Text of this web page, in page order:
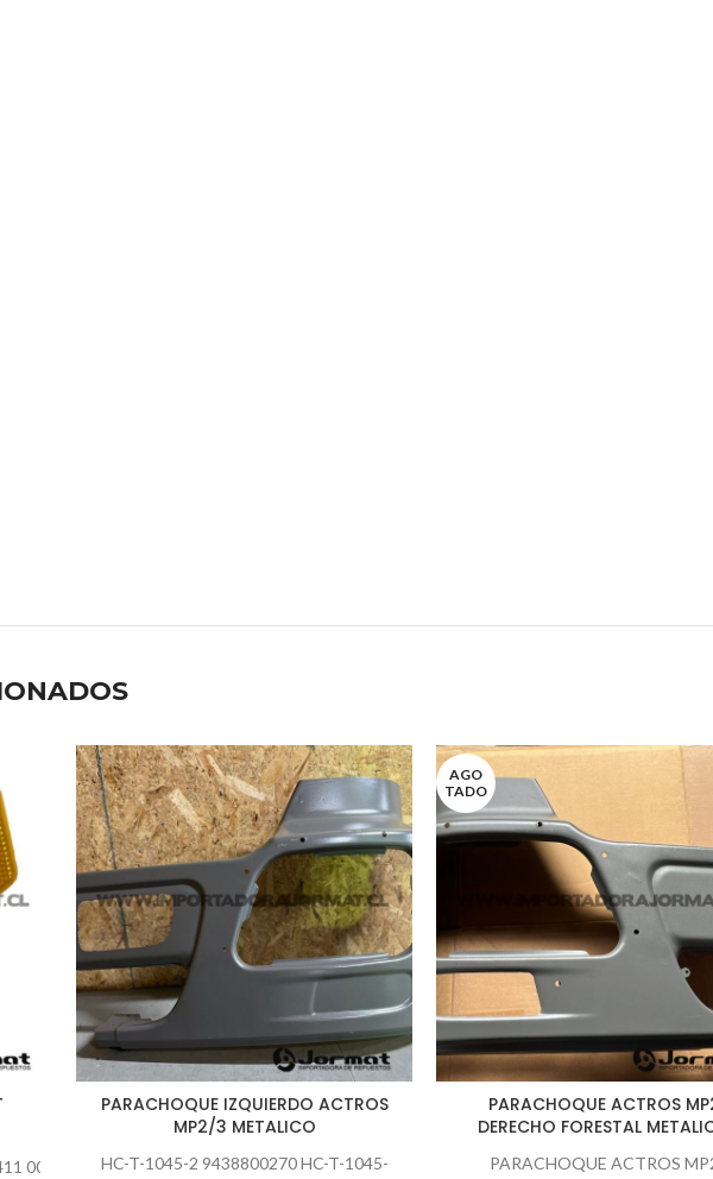
0005447511
PARACHOQUE IZQUIERDO ACTROS
MP2/3 METALICO
HC-T-1045-2 9438800270 HC-T-1045-
AGO
TADO
PARACHOQUE ACTROS
DERECHO FORESTAL
PARACHOQUE ACTROS